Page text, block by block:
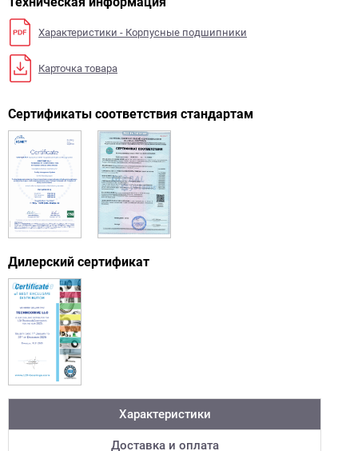
Характеристики - Корпусные подшипники
Карточка товара
Сертификаты соответствия стандартам
Дилерский сертификат
Характеристики
Доставка и оплата